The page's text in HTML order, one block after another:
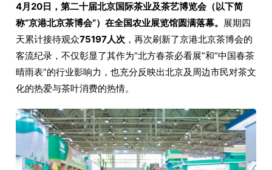
4月20日，第二十届北京国际茶业及茶艺博览会（以下简
称“京港北京茶博会”）在全国农业展览馆圆满落幕。 展期四
天累计接待观众75197人次 ，再次刷新了京港北京茶博会的
客流纪录，不仅彰显了其作为“北方春茶必看展”和“中国春茶
晴雨表”的行业影响力，也充分反映出北京及周边市民对茶文
化的热爱与茶叶消费的热情。